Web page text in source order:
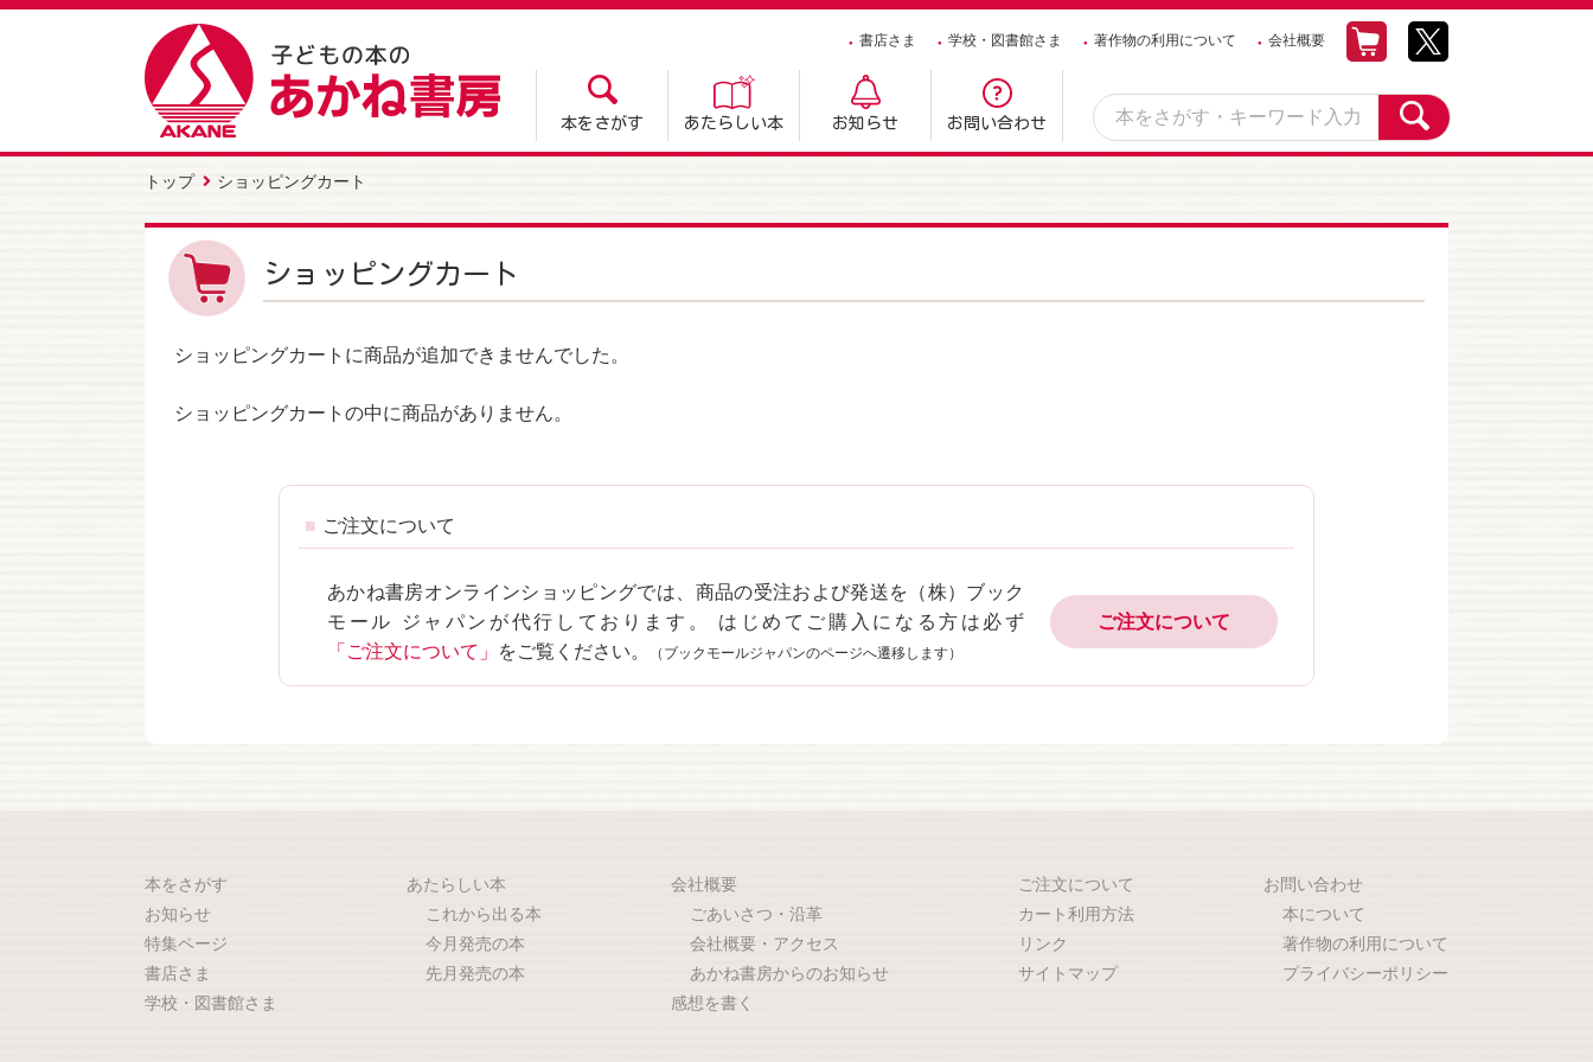
書店さま 学校・図書館さま 著作物の利用について 会社概要
本をさがす あたらしい本 お知らせ お問い合わせ
トップ ショッピングカート
ショッピングカート
ショッピングカートに商品が追加できませんでした。
ショッピングカートの中に商品がありません。
ご注文について
あかね書房オンラインショッピングでは、商品の受注および発送を（株）ブック
モール ジャパンが代行しております。 はじめてご購入になる方は必ず
「ご注文について」
をご覧ください。 （ブックモールジャパンのページへ遷移します）
ご注文について
本をさがす
お知らせ
特集ページ
書店さま
学校・図書館さま
あたらしい本
これから出る本
今月発売の本
先月発売の本
会社概要
ごあいさつ・沿革
会社概要・アクセス
あかね書房からのお知らせ
感想を書く
ご注文について
カート利用方法
リンク
サイトマップ
お問い合わせ
本について
著作物の利用について
プライバシーポリシー